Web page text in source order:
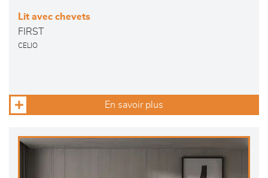
Lit avec chevets
FIRST
CELIO
En savoir plus